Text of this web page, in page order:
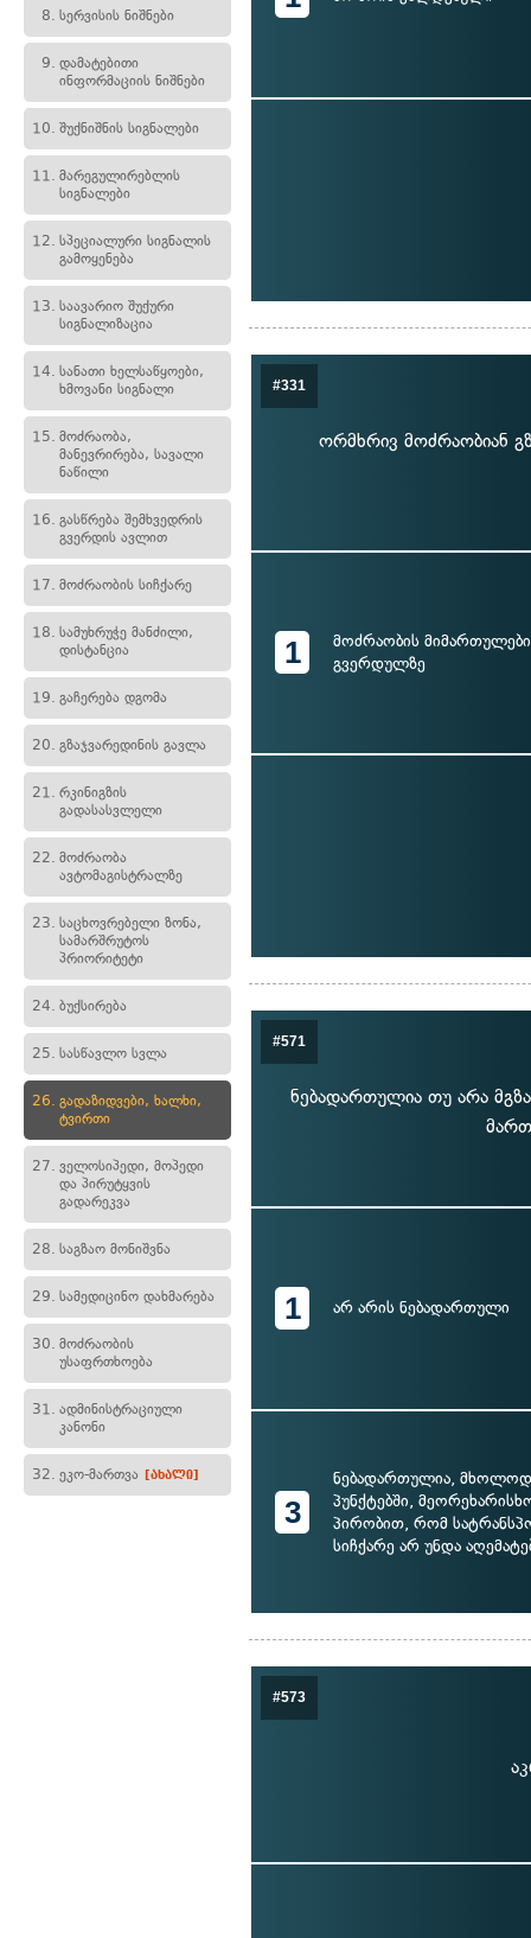
8. სერვისის ნიშნები
9. დამატებითი
ინფორმაციის ნიშნები
10. შუქნიშნის სიგნალები
11. მარეგულირებლის
სიგნალები
12. სპეციალური სიგნალის
გამოყენება
13. საავარიო შუქური
სიგნალიზაცია
14. სანათი ხელსაწყოები,
ხმოვანი სიგნალი
15. მოძრაობა,
მანევრირება, სავალი
ნაწილი
16. გასწრება შემხვედრის
გვერდის ავლით
17. მოძრაობის სიჩქარე
18. სამუხრუჭე მანძილი,
დისტანცია
19. გაჩერება დგომა
20. გზაჯვარედინის გავლა
21. რკინიგზის
გადასასვლელი
22. მოძრაობა
ავტომაგისტრალზე
23. საცხოვრებელი ზონა,
სამარშრუტოს
პრიორიტეტი
24. ბუქსირება
25. სასწავლო სვლა
26. გადაზიდვები, ხალხი,
ტვირთი
27. ველოსიპედი, მოპედი
და პირუტყვის
გადარეკვა
28. საგზაო მონიშვნა
29. სამედიცინო დახმარება
30. მოძრაობის
უსაფრთხოება
31. ადმინისტრაციული
კანონი
32. ეკო-მართვა [ახალი]
#331
ორმხრივ მოძრაობიან
1
მოძრაობის
გვერდულზე
#571
ნებადართულია თუ არა
1 არ არის ნებადართული
3
ნებადართულია,
პუნქტებში,
პირობით, რომ
სიჩქარე არ უნდა
#573